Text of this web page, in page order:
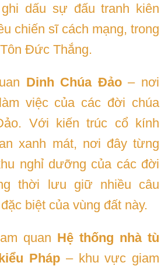
dấu sự đấu tranh kiên
chiến sĩ cách mạng, trong
Đức Thắng.
Dinh Chúa Đảo– nơi
việc của các đời chúa
Với kiến trúc cổ kính
xanh mát, nơi đây từng
nghỉ dưỡng của các đời
thời lưu giữ nhiều câu
biệt của vùng đất này.
quan Hệ thống nhà tù
Pháp – khu vực giam